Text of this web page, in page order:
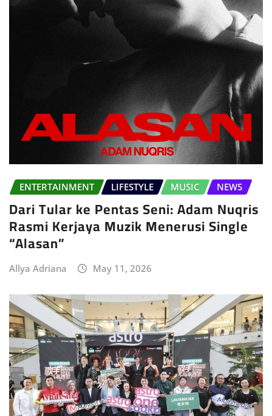
ENTERTAINMENT LIFESTYLE MUSIC NEWS
Dari Tular ke Pentas Seni: Adam Nuqris
Rasmi Kerjaya Muzik Menerusi Single
“Alasan”
Allya Adriana May 11, 2026